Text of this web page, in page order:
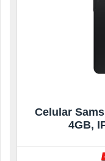
Celular
4GB,